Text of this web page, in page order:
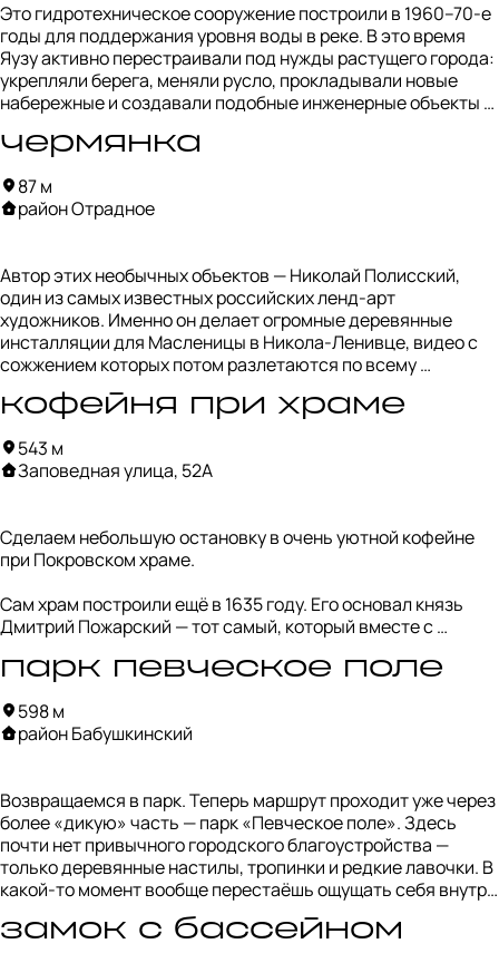
Окончательно ветку разобрали в конце 1980-х при
строительстве Серпуховско-Тимирязевской линии.
Сейчас на её месте стоят жилые дома и проходят улицы.
От Бескудниковской ветки осталось совсем немного
следов, и один из них — этот старый клёпаный мост через
Яузу.
Это гидротехническое сооружение построили в 1960–70-е
годы для поддержания уровня воды в реке. В это время
Яузу активно перестраивали под нужды растущего города:
укрепляли берега, меняли русло, прокладывали новые
набережные и создавали подобные инженерные объекты
вдоль реки и довольно атмосферным местом. Тут
интересно просто постоять и понаблюдать за тем, как
Рядом сделали качели и деревянные пирсы, чтобы можно
было подойти ближе к воде. А ещё здесь часто сидят
местные рыбаки.
чермянка
87 м
район Отрадное
Автор этих необычных объектов — Николай Полисский,
один из самых известных российских ленд-арт
художников. Именно он делает огромные деревянные
инсталляции для Масленицы в Никола-Ленивце, видео с
сожжением которых потом разлетаются по всему
интернету.
обстановке и без огня. Полисский часто использует
дерево, лозу и другие природные материалы, а его объекты
Эта композиция напоминает большие рыболовные снасти.
Как и многие его работы, она про простые природные
окружающей средой.
кофейня при храме
543 м
Заповедная улица, 52А
Сделаем небольшую остановку в очень уютной кофейне
при Покровском храме.
Сам храм построили ещё в 1635 году. Его основал князь
Дмитрий Пожарский — тот самый, который вместе с
Смутного времени. Для храма даже отлили специальный
войск. А по архитектуре церковь часто сравнивают с
храмом Василия Блаженного — только в уменьшенном
Сейчас рядом с храмом работает небольшая кофейня с
довольно домашней атмосферой. Тут продают булки с
маком, морковные торты, кексы и, конечно, церковные
пирожки. Можно спокойно посидеть на тихой веранде,
выпить кофе и немного отдохнуть от прогулки.
парк певческое поле
598 м
район Бабушкинский
Возвращаемся в парк. Теперь маршрут проходит уже через
более «дикую» часть — парк «Певческое поле». Здесь
почти нет привычного городского благоустройства —
только деревянные настилы, тропинки и редкие лавочки. В
какой-то момент вообще перестаёшь ощущать себя внутри
замок с бассейном